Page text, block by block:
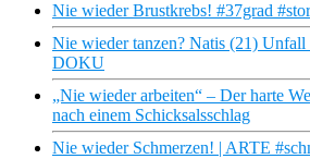
Nie wieder Brustkrebs! #37grad
Nie wieder tanzen? Natis (21)
DOKU
„Nie wieder arbeiten“ – Der harte
nach einem Schicksalsschlag
Nie wieder Schmerzen! | ARTE